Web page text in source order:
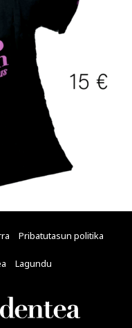
Pribatutasun politika
Lagundu